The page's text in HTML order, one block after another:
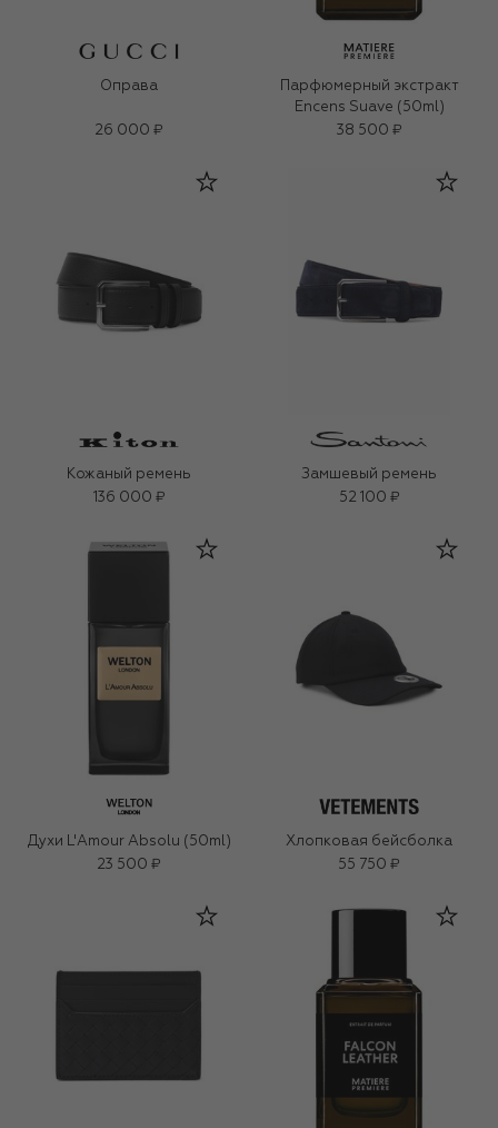
Оправа
26 000 ₽
Парфюмерный экстракт
Encens Suave (50ml)
38 500 ₽
Кожаный ремень
136 000 ₽
Замшевый ремень
52 100 ₽
Духи L'Amour Absolu (50ml)
23 500 ₽
Хлопковая бейсболка
55 750 ₽